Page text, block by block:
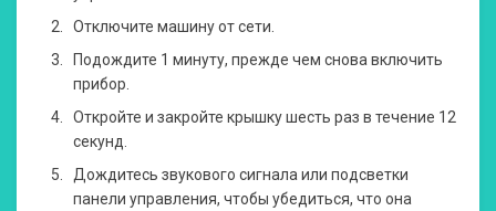
Отключите машину от сети.
Подождите 1 минуту, прежде чем снова включить
прибор.
Откройте и закройте крышку шесть раз в течение 12
секунд.
Дождитесь звукового сигнала или подсветки
панели управления, чтобы убедиться, что она